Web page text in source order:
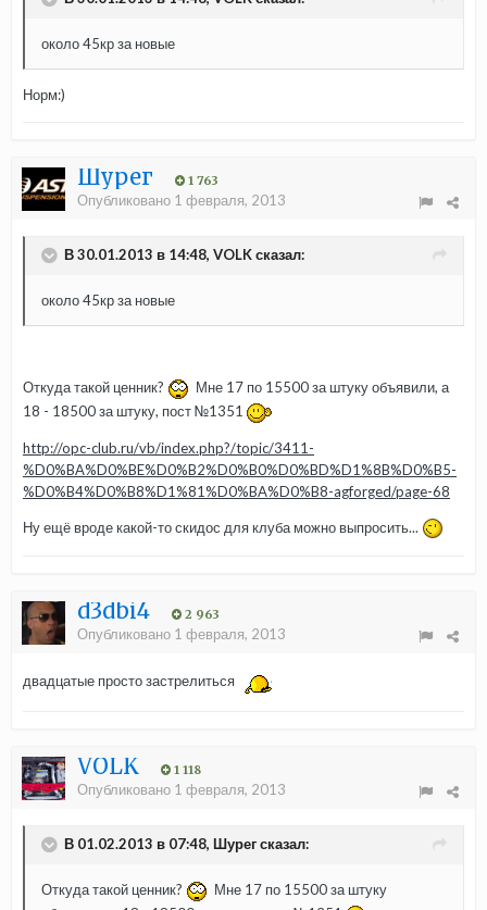
около 45кр за новые
Норм:)
Шурег 1 763
Опубликовано 1 февраля, 2013
В 30.01.2013 в 14:48, VOLK сказал:
около 45кр за новые
Откуда такой ценник?
Мне 17 по 15500 за штуку объявили, а
18 - 18500 за штуку, пост №1351
http://opc-club.ru/vb/index.php?/topic/3411-
%D0%BA%D0%BE%D0%B2%D0%B0%D0%BD%D1%8B%D0%B5-
%D0%B4%D0%B8%D1%81%D0%BA%D0%B8-agforged/page-68
Ну ещё вроде какой-то скидос для клуба можно выпросить...
d3dbi4 2 963
Опубликовано 1 февраля, 2013
двадцатые просто застрелиться
VOLK 1 118
Опубликовано 1 февраля, 2013
В 01.02.2013 в 07:48, Шурег сказал:
Откуда такой ценник?
Мне 17 по 15500 за штуку